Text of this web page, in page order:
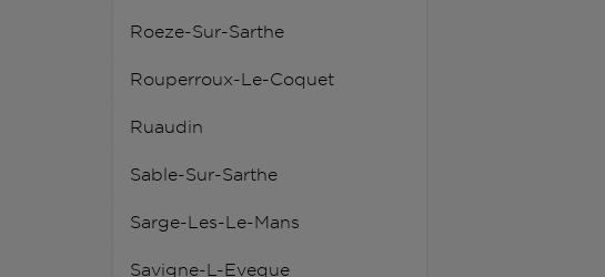
Roeze-Sur-Sarthe
Rouperroux-Le-Coquet
Ruaudin
Sable-Sur-Sarthe
Sarge-Les-Le-Mans
Savigne-L-Eveque